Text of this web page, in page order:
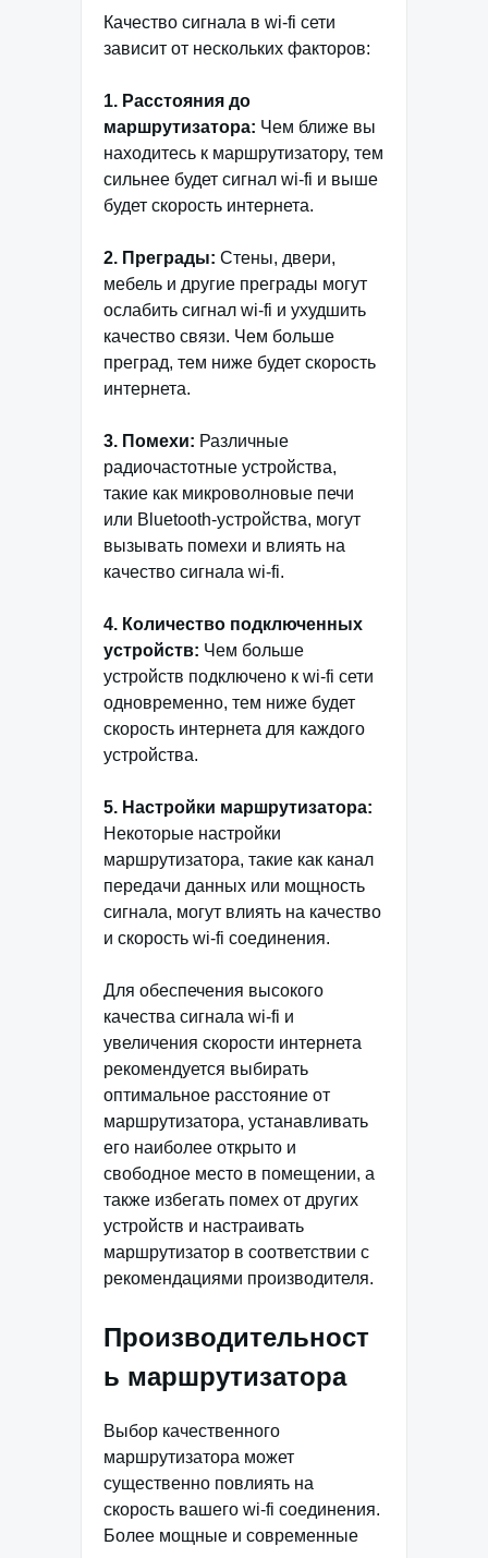
Качество сигнала в wi-fi сети
зависит от нескольких факторов:
1. Расстояния до
маршрутизатора: Чем ближе вы
находитесь к маршрутизатору, тем
сильнее будет сигнал wi-fi и выше
будет скорость интернета.
2. Преграды: Стены, двери,
мебель и другие преграды могут
ослабить сигнал wi-fi и ухудшить
качество связи. Чем больше
преград, тем ниже будет скорость
интернета.
3. Помехи: Различные
радиочастотные устройства,
такие как микроволновые печи
или Bluetooth-устройства, могут
вызывать помехи и влиять на
качество сигнала wi-fi.
4. Количество подключенных
устройств: Чем больше
устройств подключено к wi-fi сети
одновременно, тем ниже будет
скорость интернета для каждого
устройства.
5. Настройки маршрутизатора:
Некоторые настройки
маршрутизатора, такие как канал
передачи данных или мощность
сигнала, могут влиять на качество
и скорость wi-fi соединения.
Для обеспечения высокого
качества сигнала wi-fi и
увеличения скорости интернета
рекомендуется выбирать
оптимальное расстояние от
маршрутизатора, устанавливать
его наиболее открыто и
свободное место в помещении, а
также избегать помех от других
устройств и настраивать
маршрутизатор в соответствии с
рекомендациями производителя.
Производительност
ь маршрутизатора
Выбор качественного
маршрутизатора может
существенно повлиять на
скорость вашего wi-fi соединения.
Более мощные и современные